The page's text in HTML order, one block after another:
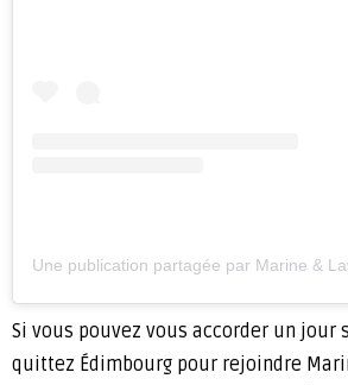
Une publication partagée par Marine &
Si vous pouvez vous accorder un jour
quittez Édimbourg pour rejoindre